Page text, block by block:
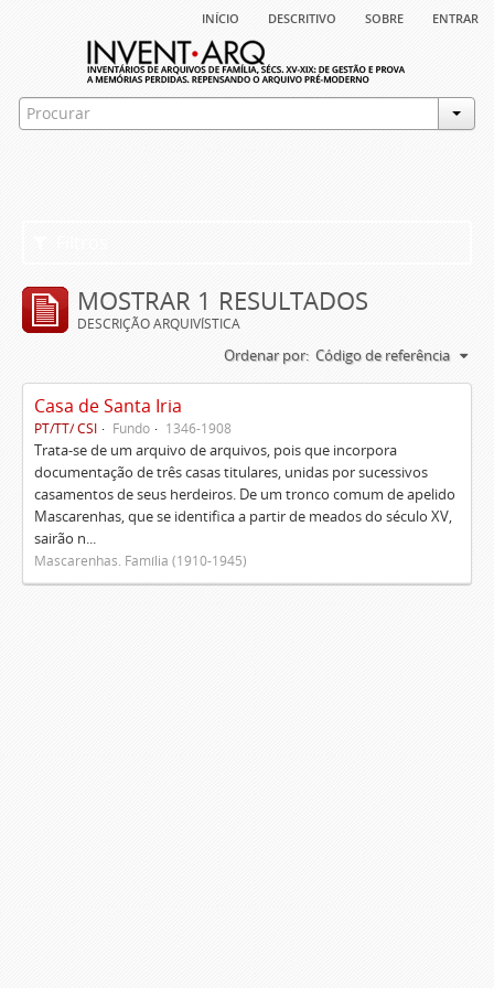
início descritivo sobre entrar
MOSTRAR 1 RESULTADOS
DESCRIÇÃO ARQUIVÍSTICA
Ordenar por: Código de referência
Casa de Santa Iria
PT/TT/ CSI Fundo 1346-1908
Trata-se de um arquivo de arquivos, pois que incorpora
documentação de três casas titulares, unidas por sucessivos
casamentos de seus herdeiros. De um tronco comum de apelido
Mascarenhas, que se identifica a partir de meados do século XV,
sairão n...
Mascarenhas. Família (1910-1945)